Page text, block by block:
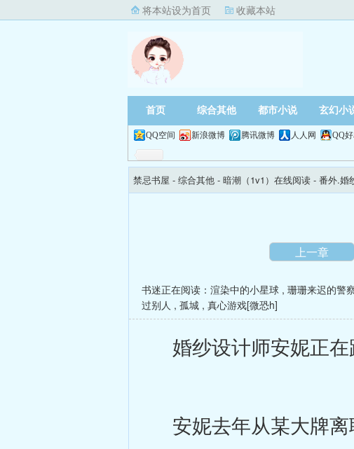
将本站设为首页 收藏本站
首页 综合其他 都市小说 玄幻小
QQ空间 新浪微博 腾讯微博 人人网 QQ
禁忌书屋 - 综合其他 - 暗潮（1v1）在线阅读 - 番外.婚
上一章
书迷正在阅读： 渲染中的小星球 , 珊珊来迟的警
过别人 , 孤城 , 真心游戏[微恐h]
婚纱设计师安妮正在
安妮去年从某大牌离